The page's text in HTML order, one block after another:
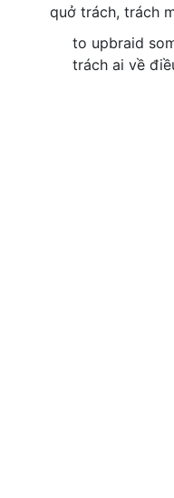
quở trách, trách
to upbraid
trách ai về